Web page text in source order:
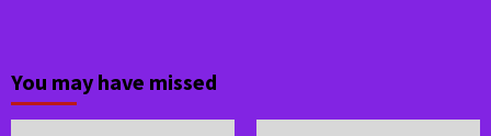
You may have missed